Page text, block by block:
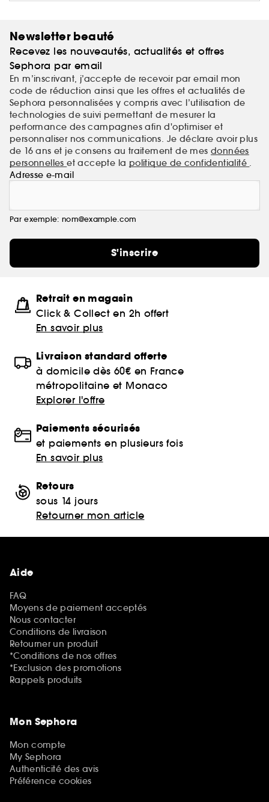
Newsletter beauté
Recevez les nouveautés, actualités et offres
Sephora par email
En m’inscrivant, j’accepte de recevoir par email mon
code de réduction ainsi que les offres et actualités de
Sephora personnalisées y compris avec l’utilisation de
technologies de suivi permettant de mesurer la
performance des campagnes afin d'optimiser et
personnaliser nos communications. Je déclare avoir plus
de 16 ans et je consens au traitement de mes données
personnelleset accepte la politique de confidentialité
Adresse e-mail
Par exemple: nom@example.com
S'inscrire
Retrait en magasin
Click & Collect en 2h offert
En savoir plus
Livraison standard offerte
à domicile dès 60€ en France
métropolitaine et Monaco
Explorer l'offre
Paiements sécurisés
et paiements en plusieurs fois
En savoir plus
Retours
sous 14 jours
Retourner mon article
Aide
FAQ
Moyens de paiement acceptés
Nous contacter
Conditions de livraison
Retourner un produit
*Conditions de nos offres
*Exclusion des promotions
Rappels produits
Mon Sephora
Mon compte
My Sephora
Authenticité des avis
Préférence cookies